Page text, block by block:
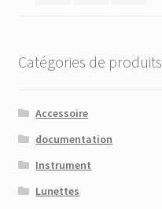
Catégories de produits
Accessoire
documentation
Instrument
Lunettes